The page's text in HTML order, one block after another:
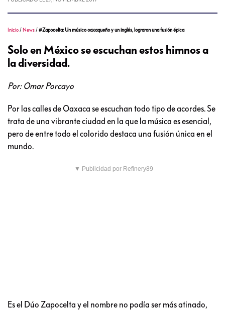
Inicio / News /#Zapocelta: Un músico oaxaqueño y un inglés, lograron una fusión épica
Solo en México se escuchan estos himnos a
la diversidad.
Por: Omar Porcayo
Por las calles de Oaxaca se escuchan todo tipo de acordes. Se
trata de una vibrante ciudad en la que la música es esencial,
pero de entre todo el colorido destaca una fusión única en el
mundo.
▼ Publicidad por Refinery89
Es el Dúo Zapocelta y el nombre no podía ser más atinado,